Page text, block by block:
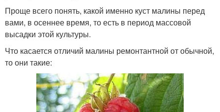
Проще всего понять, какой именно куст малины перед
вами, в осеннее время, то есть в период массовой
высадки этой культуры.
Что касается отличий малины ремонтантной от обычной,
то они такие: